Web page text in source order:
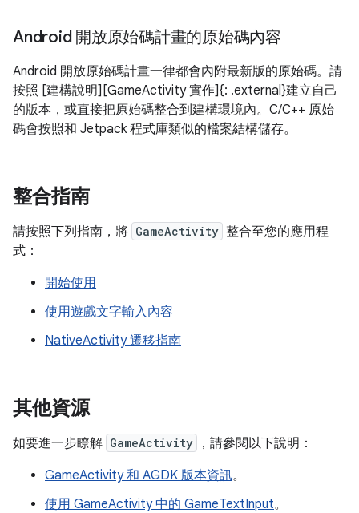
Android 開放原始碼計畫的原始碼內容
Android 開放原始碼計畫一律都會內附最新版的原始碼。請
按照 [建構說明][GameActivity 實作]{: .external}建立自己
的版本，或直接把原始碼整合到建構環境內。C/C++ 原始
碼會按照和 Jetpack 程式庫類似的檔案結構儲存。
整合指南
請按照下列指南，將 GameActivity 整合至您的應用程
式：
開始使用
使用遊戲文字輸入內容
NativeActivity 遷移指南
其他資源
如要進一步瞭解 GameActivity
，請參閱以下說明：
GameActivity 和 AGDK 版本資訊。
使用 GameActivity 中的 GameTextInput。